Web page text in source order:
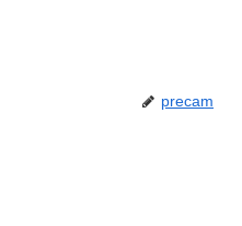
precam